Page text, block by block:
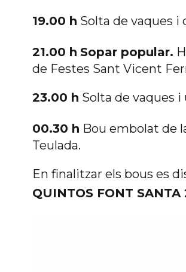
19.00 h Solta de vaques i
21.00 h Sopar popular.
de Festes Sant Vicent
23.00 h Solta de vaques
00.30 h Bou embolat de
Teulada.
En finalitzar els bous es
QUINTOS FONT SANTA